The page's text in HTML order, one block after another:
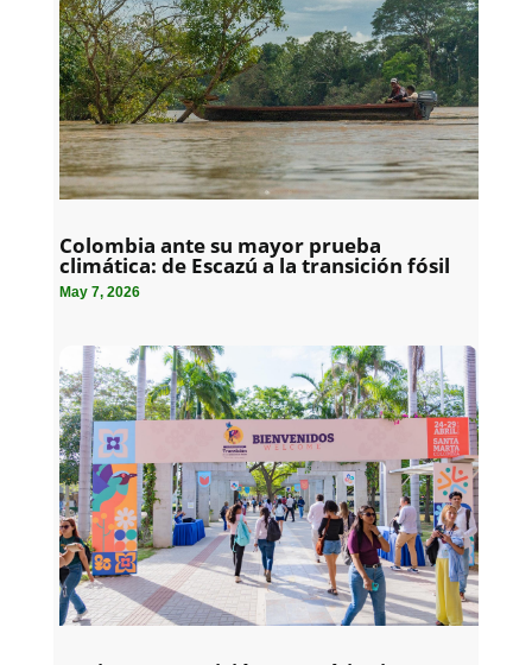
Colombia ante su mayor prueba
climática: de Escazú a la transición fósil
May 7, 2026